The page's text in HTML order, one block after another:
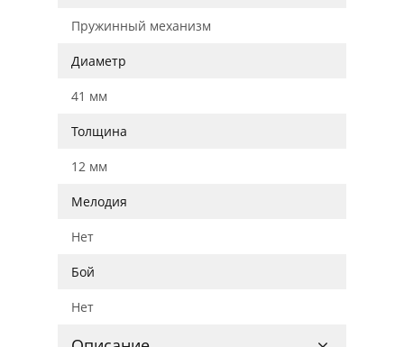
Пружинный механизм
Диаметр
41 мм
Толщина
12 мм
Мелодия
Нет
Бой
Нет